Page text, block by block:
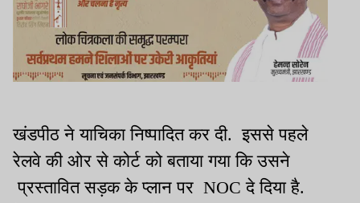
खंडपीठ ने याचिका निष्पादित कर दी. इससे पहले
रेलवे की ओर से कोर्ट को बताया गया कि उसने
प्रस्तावित सड़क के प्लान पर NOC दे दिया है.